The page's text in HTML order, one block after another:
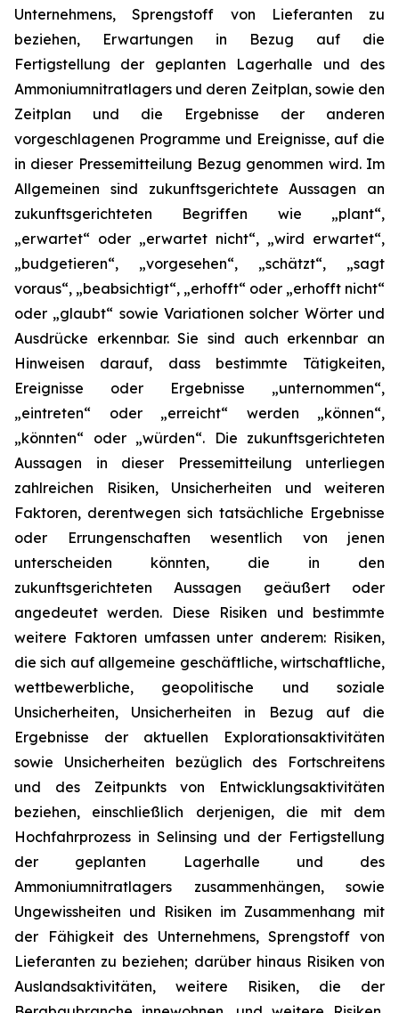
Unternehmens, Sprengstoff von Lieferanten zu
beziehen, Erwartungen in Bezug auf die
Fertigstellung der geplanten Lagerhalle und des
Ammoniumnitratlagers und deren Zeitplan, sowie den
Zeitplan und die Ergebnisse der anderen
vorgeschlagenen Programme und Ereignisse, auf die
in dieser Pressemitteilung Bezug genommen wird. Im
Allgemeinen sind zukunftsgerichtete Aussagen an
zukunftsgerichteten Begriffen wie „plant“,
„erwartet“ oder „erwartet nicht“, „wird erwartet“,
„budgetieren“, „vorgesehen“, „schätzt“, „sagt
voraus“, „beabsichtigt“, „erhofft“ oder „erhofft nicht“
oder „glaubt“ sowie Variationen solcher Wörter und
Ausdrücke erkennbar. Sie sind auch erkennbar an
Hinweisen darauf, dass bestimmte Tätigkeiten,
Ereignisse oder Ergebnisse „unternommen“,
„eintreten“ oder „erreicht“ werden „können“,
„könnten“ oder „würden“. Die zukunftsgerichteten
Aussagen in dieser Pressemitteilung unterliegen
zahlreichen Risiken, Unsicherheiten und weiteren
Faktoren, derentwegen sich tatsächliche Ergebnisse
oder Errungenschaften wesentlich von jenen
unterscheiden könnten, die in den
zukunftsgerichteten Aussagen geäußert oder
angedeutet werden. Diese Risiken und bestimmte
weitere Faktoren umfassen unter anderem: Risiken,
die sich auf allgemeine geschäftliche, wirtschaftliche,
wettbewerbliche, geopolitische und soziale
Unsicherheiten, Unsicherheiten in Bezug auf die
Ergebnisse der aktuellen Explorationsaktivitäten
sowie Unsicherheiten bezüglich des Fortschreitens
und des Zeitpunkts von Entwicklungsaktivitäten
beziehen, einschließlich derjenigen, die mit dem
Hochfahrprozess in Selinsing und der Fertigstellung
der geplanten Lagerhalle und des
Ammoniumnitratlagers zusammenhängen, sowie
Ungewissheiten und Risiken im Zusammenhang mit
der Fähigkeit des Unternehmens, Sprengstoff von
Lieferanten zu beziehen; darüber hinaus Risiken von
Auslandsaktivitäten, weitere Risiken, die der